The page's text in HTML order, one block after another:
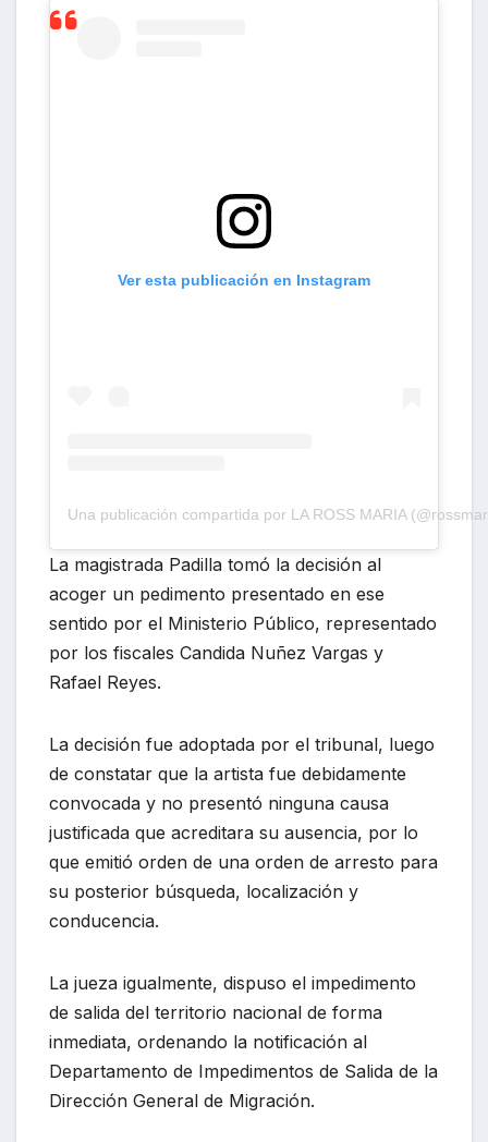
Ver esta publicación en Instagram
Una publicación compartida por LA ROSS MARIA
La magistrada Padilla tomó la decisión al
acoger un pedimento presentado en ese
sentido por el Ministerio Público, representado
por los fiscales Candida Nuñez Vargas y
Rafael Reyes.
La decisión fue adoptada por el tribunal, luego
de constatar que la artista fue debidamente
convocada y no presentó ninguna causa
justificada que acreditara su ausencia, por lo
que emitió orden de una orden de arresto para
su posterior búsqueda, localización y
conducencia.
La jueza igualmente, dispuso el impedimento
de salida del territorio nacional de forma
inmediata, ordenando la notificación al
Departamento de Impedimentos de Salida de la
Dirección General de Migración.